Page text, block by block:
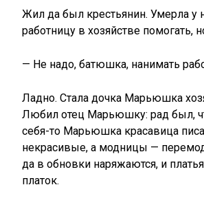
Жил да был крестьянин. Умерла у
работницу в хозяйстве
— Не надо, батюшка, нанимать
Ладно. Стала дочка Марьюшка
Любил отец Марьюшку: рад был,
себя-то Марьюшка красавица
некрасивые, а модницы —
да в обновки наряжаются, и
платок.